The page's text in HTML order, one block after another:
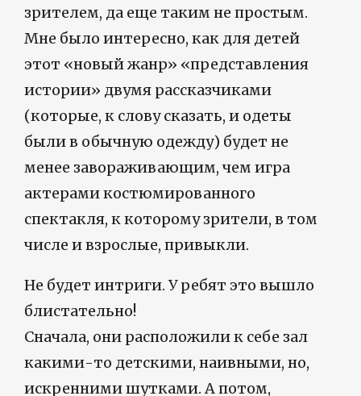
зрителем, да еще таким не простым.
Мне было интересно, как для детей
этот «новый жанр» «представления
истории» двумя рассказчиками
(которые, к слову сказать, и одеты
были в обычную одежду) будет не
менее завораживающим, чем игра
актерами костюмированного
спектакля, к которому зрители, в том
числе и взрослые, привыкли.
Не будет интриги. У ребят это вышло
блистательно!
Сначала, они расположили к себе зал
какими-то детскими, наивными, но,
искренними шутками. А потом,